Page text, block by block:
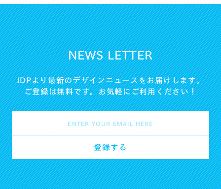
NEWS LETTER
JDPより最新のデザインニュースをお届けします。
ご登録は無料です。お気軽にご利用ください！